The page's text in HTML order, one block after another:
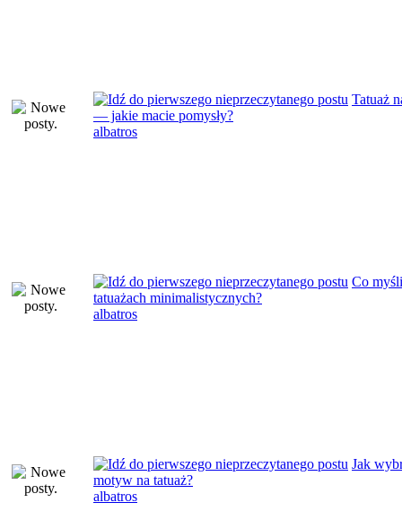
Tatuaż
— jakie macie pomysły?
albatros
Co
tatuażach minimalistycznych?
albatros
Jak
motyw na tatuaż?
albatros